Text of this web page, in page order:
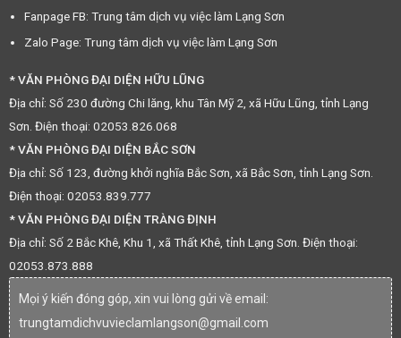
Fanpage FB: Trung tâm dịch vụ việc làm Lạng Sơn
Zalo Page: Trung tâm dịch vụ việc làm Lạng Sơn
* VĂN PHÒNG ĐẠI DIỆN HỮU LŨNG
Địa chỉ: Số 230 đường Chi lăng, khu Tân Mỹ 2, xã Hữu Lũng, tỉnh Lạng
Sơn. Điện thoại: 02053.826.068
* VĂN PHÒNG ĐẠI DIỆN BẮC SƠN
Địa chỉ: Số 123, đường khởi nghĩa Bắc Sơn, xã Bắc Sơn, tỉnh Lạng Sơn.
Điện thoại: 02053.839.777
* VĂN PHÒNG ĐẠI DIỆN TRÀNG ĐỊNH
Địa chỉ: Số 2 Bắc Khê, Khu 1, xã Thất Khê, tỉnh Lạng Sơn. Điện thoại:
02053.873.888
Mọi ý kiến đóng góp, xin vui lòng gửi về email:
trungtamdichvuvieclamlangson@gmail.com